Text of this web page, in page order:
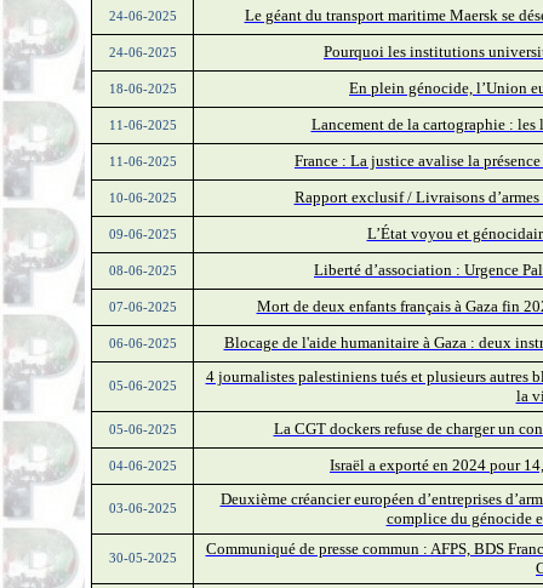
24-06-2025 Le géant du transport maritime Maersk se
24-06-2025 Pourquoi les institutions
18-06-2025 En plein génocide, l’Union
11-06-2025 Lancement de la cartographie : les
11-06-2025 France : La justice avalise la
10-06-2025 Rapport exclusif / Livraisons
09-06-2025 L’État voyou et
08-06-2025 Liberté d’association : Urgence
07-06-2025 Mort de deux enfants français à Gaza fin
06-06-2025 Blocage de l'aide humanitaire à Gaza : deux
05-06-2025
4 journalistes palestiniens tués et plusieurs autres
la
05-06-2025 La CGT dockers refuse de charger un
04-06-2025 Israël a exporté en 2024 pour
03-06-2025
Deuxième créancier européen d’entreprises
complice du génocide
30-05-2025
Communiqué de presse commun : AFPS, BDS